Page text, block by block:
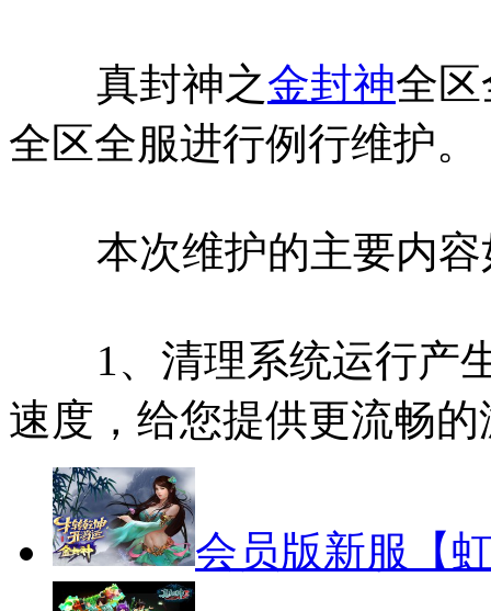
真封神之金封神全
全区全服进行例行维护。
本次维护的主要内容
1、清理系统运行产生
速度，给您提供更流畅
会员版新服【